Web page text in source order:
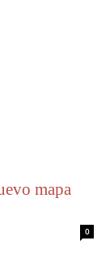
mapa
0